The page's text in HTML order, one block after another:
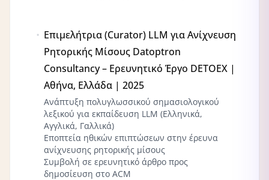
Επιμελήτρια (Curator) LLM για Ανίχνευση
Ρητορικής Μίσους Datoptron
Consultancy – Ερευνητικό Έργο DETOEX |
Αθήνα, Ελλάδα | 2025
Ανάπτυξη πολυγλωσσικού σημασιολογικού
λεξικού για εκπαίδευση LLM (Ελληνικά,
Αγγλικά, Γαλλικά)
Εποπτεία ηθικών επιπτώσεων στην έρευνα
ανίχνευσης ρητορικής μίσους
Συμβολή σε ερευνητικό άρθρο προς
δημοσίευση στο ACM